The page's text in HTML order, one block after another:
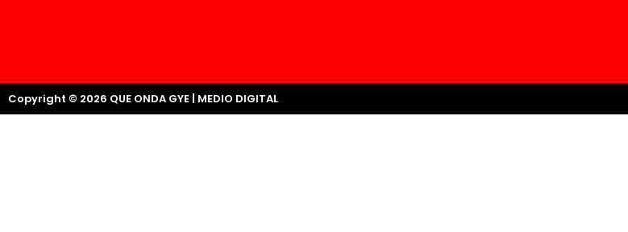
Copyright © 2026 QUE ONDA GYE | MEDIO DIGITAL